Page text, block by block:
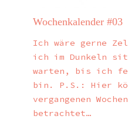
Wochenkalender #03
Ich wäre gerne
ich im Dunkeln
warten, bis ich
bin. P.S.: Hier
vergangenen
betrachtet…